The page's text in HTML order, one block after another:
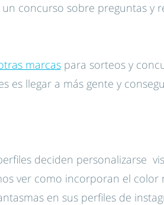
un concurso sobre preguntas y
marcaspara sorteos y
es llegar a más gente y
deciden personalizarse
ver como incorporan el color
en sus perfiles de